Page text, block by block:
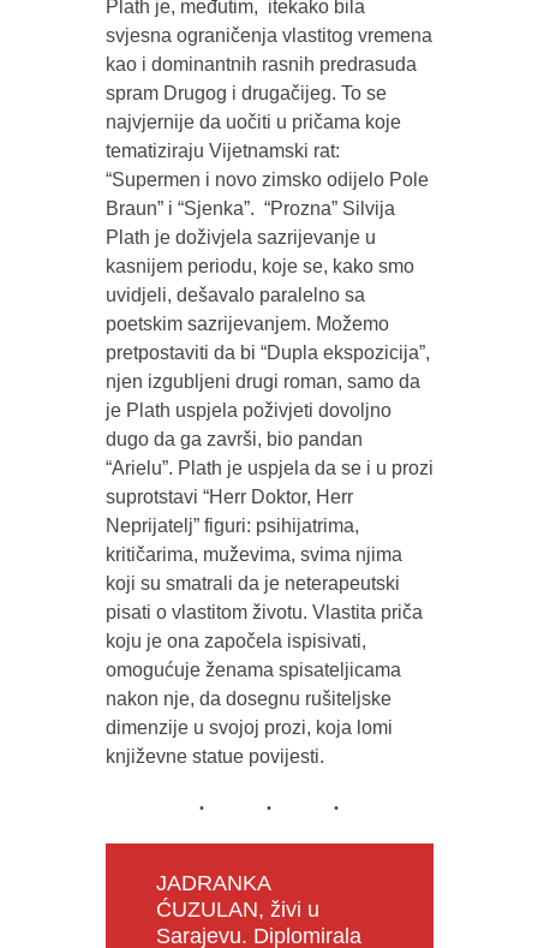
Plath je, međutim, itekako bila
svjesna ograničenja vlastitog vremena
kao i dominantnih rasnih predrasuda
spram Drugog i drugačijeg. To se
najvjernije da uočiti u pričama koje
tematiziraju Vijetnamski rat:
“Supermen i novo zimsko odijelo Pole
Braun” i “Sjenka”. “Prozna” Silvija
Plath je doživjela sazrijevanje u
kasnijem periodu, koje se, kako smo
uvidjeli, dešavalo paralelno sa
poetskim sazrijevanjem. Možemo
pretpostaviti da bi “Dupla ekspozicija”,
njen izgubljeni drugi roman, samo da
je Plath uspjela poživjeti dovoljno
dugo da ga završi, bio pandan
“Arielu”. Plath je uspjela da se i u prozi
suprotstavi “Herr Doktor, Herr
Neprijatelj” figuri: psihijatrima,
kritičarima, muževima, svima njima
koji su smatrali da je neterapeutski
pisati o vlastitom životu. Vlastita priča
koju je ona započela ispisivati,
omogućuje ženama spisateljicama
nakon nje, da dosegnu rušiteljske
dimenzije u svojoj prozi, koja lomi
književne statue povijesti.
JADRANKA
ĆUZULAN, živi u
Sarajevu. Diplomirala